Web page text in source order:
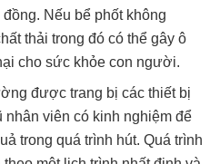
Nếu bể phốt không
thải trong đó có thể gây ô
cho sức khỏe con người.
được trang bị các thiết bị
nhân viên có kinh nghiệm để
trong quá trình hút. Quá trình